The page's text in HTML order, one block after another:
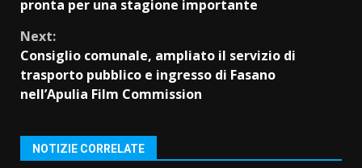
pronta per una stagione importante
Next:
Consiglio comunale, ampliato il servizio di
trasporto pubblico e ingresso di Fasano
nell’Apulia Film Commission
NOTIZIE CORRELATE